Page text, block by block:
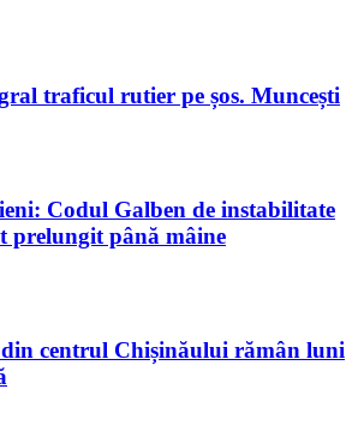
traficul rutier pe șos. Muncești
Codul Galben de instabilitate
prelungit până mâine
centrul Chișinăului rămân luni